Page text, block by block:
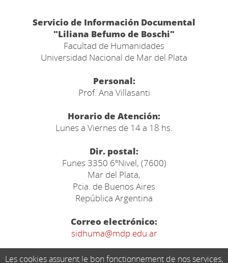
Servicio de Información Documental
"Liliana Befumo de Boschi"
Facultad de Humanidades
Universidad Nacional de Mar del Plata
Personal:
Prof. Ana Villasanti
Horario de Atención:
Lunes a Viernes de 14 a 18 hs.
Dir. postal:
Funes 3350 6ºNivel, (7600)
Mar del Plata,
Pcia. de Buenos Aires
República Argentina
Correo electrónico:
sidhuma@mdp.edu.ar
Les cookies assurent le bon fonctionnement de nos services,